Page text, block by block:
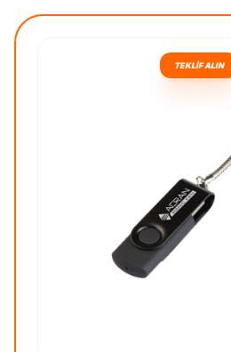
TEKLİF ALIN